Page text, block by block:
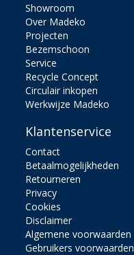
Showroom
Over Madeko
Projecten
Bezemschoon
Service
Recycle Concept
Circulair inkopen
Werkwijze Madeko
Klantenservice
Contact
Betaalmogelijkheden
Retourneren
Privacy
Cookies
Disclaimer
Algemene voorwaarden
Gebruikers voorwaarden